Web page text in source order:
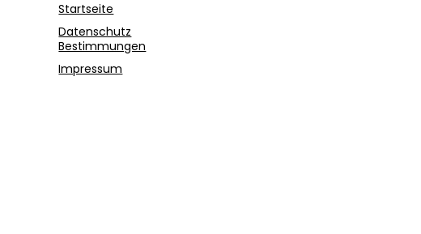
Startseite
Datenschutz
Bestimmungen
Impressum